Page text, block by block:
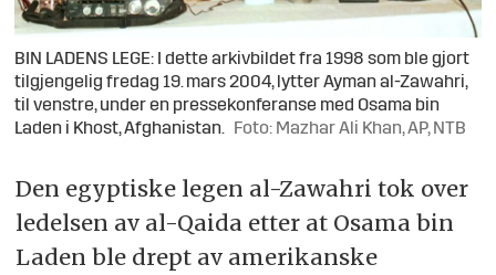
BIN LADENS LEGE: I dette arkivbildet fra 1998 som ble gjort
tilgjengelig fredag 19. mars 2004, lytter Ayman al-Zawahri,
til venstre, under en pressekonferanse med Osama bin
Laden i Khost, Afghanistan.
Foto: Mazhar Ali Khan, AP, NTB
Den egyptiske legen al-Zawahri tok over
ledelsen av al-Qaida etter at Osama bin
Laden ble drept av amerikanske